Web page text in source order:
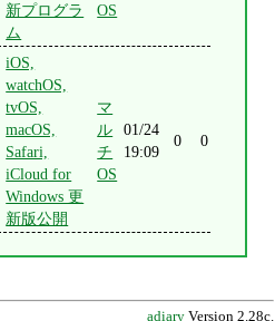
新プログラ
ム
OS
iOS,
watchOS,
tvOS,
macOS,
Safari,
iCloud for
Windows 更
新版公開
マ
ル
チ
OS
01/24
19:09
0 0
adiary Version 2.28c.